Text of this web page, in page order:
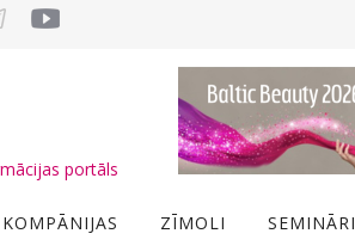
portāls
KOMPĀNIJAS ZĪMOLI SEMINĀRI